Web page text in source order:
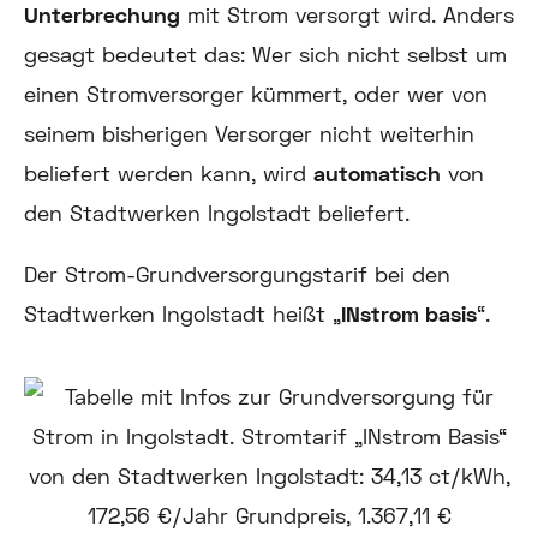
Unterbrechung mit Strom versorgt wird. Anders
gesagt bedeutet das: Wer sich nicht selbst um
einen Stromversorger kümmert, oder wer von
seinem bisherigen Versorger nicht weiterhin
beliefert werden kann, wird automatisch von
den Stadtwerken Ingolstadt beliefert.
Der Strom-Grundversorgungstarif bei den
Stadtwerken Ingolstadt heißt „INstrom basis“.